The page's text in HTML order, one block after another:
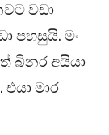
වඩා
පහසුයි. මං
බිනර අයියා
මාර